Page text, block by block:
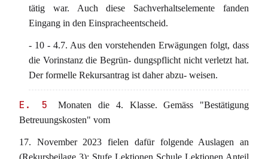
tätig war. Auch diese Sachverhaltselemente fanden
Eingang in den Einspracheentscheid.
- 10 - 4.7. Aus den vorstehenden Erwägungen folgt, dass
die Vorinstanz die Begrün- dungspflicht nicht verletzt hat.
Der formelle Rekursantrag ist daher abzu- weisen.
E. 5
Monaten die 4. Klasse. Gemäss "Bestätigung
Betreuungskosten" vom
17. November 2023 fielen dafür folgende Auslagen an
(Rekursbeilage 3): Stufe Lektionen Schule Lektionen Anteil